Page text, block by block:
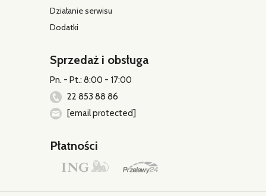
Działanie serwisu
Dodatki
Sprzedaż i obsługa
Pn. - Pt.: 8:00 - 17:00
22 853 88 86
[email protected]
Płatności